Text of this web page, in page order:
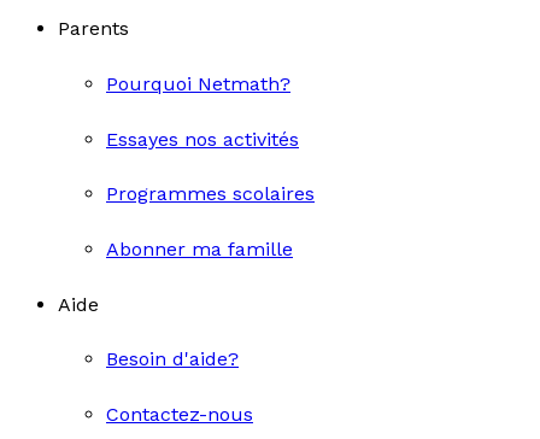
Parents
Pourquoi Netmath?
Essayes nos activités
Programmes scolaires
Abonner ma famille
Aide
Besoin d'aide?
Contactez-nous